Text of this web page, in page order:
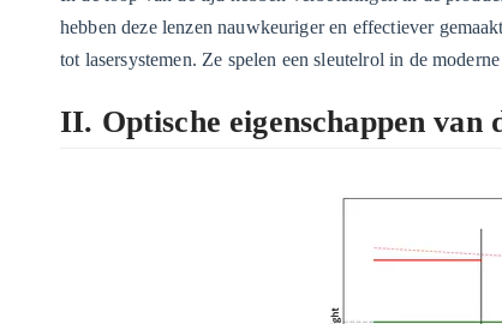
hebben deze lenzen nauwkeuriger en effectiever
tot lasersystemen. Ze spelen een sleutelrol in de
II. Optische eigenschappen van